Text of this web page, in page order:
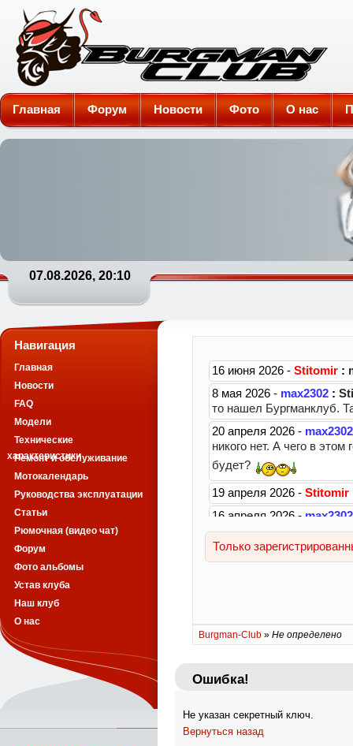
Burgman-Club
Главная Форум Новости Фото О нас
07.08.2026, 20:10
Burgman-Club » Не определено
Ошибка!
Не указан секретный ключ.
Вернуться назад
Навигация
Главная
Новости
FAQ
Модели
Технические
характеристики
Ремонт и обслуживание
Мотокалендарь
Руководства эксплуатации
Статьи
Рюмочная (видео чат)
Форум
Фото альбомы
Устав клуба
Наш клуб
О нас